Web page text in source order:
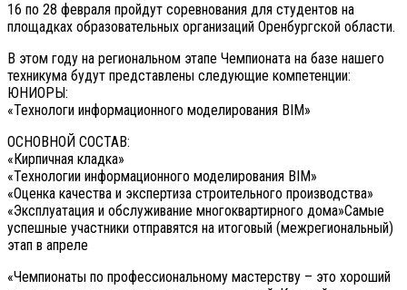
16 по 28 февраля пройдут соревнования для студентов на
площадках образовательных организаций Оренбургской области.
В этом году на региональном этапе Чемпионата на базе нашего
техникума будут представлены следующие компетенции:
ЮНИОРЫ:
«Технологи информационного моделирования BIM»
ОСНОВНОЙ СОСТАВ:
«Кирпичная кладка»
«Технологии информационного моделирования BIM»
«Оценка качества и экспертиза строительного производства»
«Эксплуатация и обслуживание многоквартирного дома»Самые
успешные участники отправятся на итоговый (межрегиональный)
этап в апреле
«Чемпионаты по профессиональному мастерству – это хороший